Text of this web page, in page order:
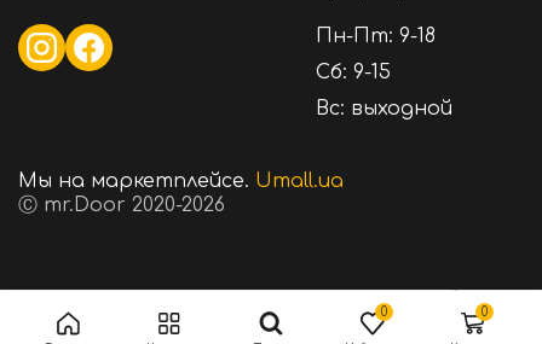
0 0
Пн-Пт: 9-18
Сб: 9-15
Вс: выходной
Ⓒ mr.Door 2020-2026
Мы на маркетплейсе. Umall.ua